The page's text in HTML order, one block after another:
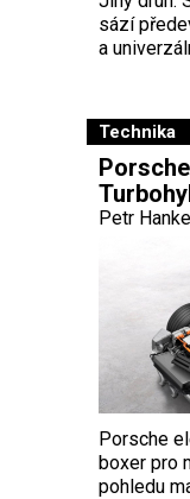
sází
a
Technika
Petr
Porsche
boxer pro
pohledu